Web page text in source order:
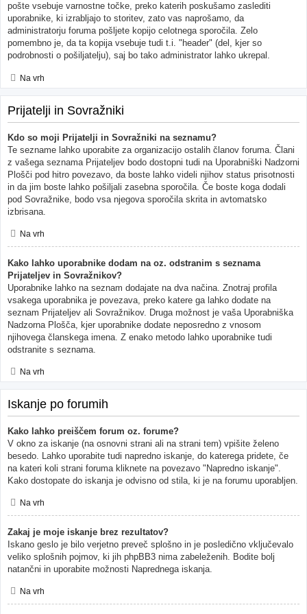
pošte vsebuje varnostne točke, preko katerih poskušamo zaslediti
uporabnike, ki izrabljajo to storitev, zato vas naprošamo, da
administratorju foruma pošljete kopijo celotnega sporočila. Zelo
pomembno je, da ta kopija vsebuje tudi t.i. "header" (del, kjer so
podrobnosti o pošiljatelju), saj bo tako administrator lahko ukrepal.
Na vrh
Prijatelji in Sovražniki
Kdo so moji Prijatelji in Sovražniki na seznamu?
Te sezname lahko uporabite za organizacijo ostalih članov foruma. Člani
z vašega seznama Prijateljev bodo dostopni tudi na Uporabniški Nadzorni
Plošči pod hitro povezavo, da boste lahko videli njihov status prisotnosti
in da jim boste lahko pošiljali zasebna sporočila. Če boste koga dodali
pod Sovražnike, bodo vsa njegova sporočila skrita in avtomatsko
izbrisana.
Na vrh
Kako lahko uporabnike dodam na oz. odstranim s seznama
Prijateljev in Sovražnikov?
Uporabnike lahko na seznam dodajate na dva načina. Znotraj profila
vsakega uporabnika je povezava, preko katere ga lahko dodate na
seznam Prijateljev ali Sovražnikov. Druga možnost je vaša Uporabniška
Nadzorna Plošča, kjer uporabnike dodate neposredno z vnosom
njihovega članskega imena. Z enako metodo lahko uporabnike tudi
odstranite s seznama.
Na vrh
Iskanje po forumih
Kako lahko preiščem forum oz. forume?
V okno za iskanje (na osnovni strani ali na strani tem) vpišite želeno
besedo. Lahko uporabite tudi napredno iskanje, do katerega pridete, če
na kateri koli strani foruma kliknete na povezavo "Napredno iskanje".
Kako dostopate do iskanja je odvisno od stila, ki je na forumu uporabljen.
Na vrh
Zakaj je moje iskanje brez rezultatov?
Iskano geslo je bilo verjetno preveč splošno in je posledično vključevalo
veliko splošnih pojmov, ki jih phpBB3 nima zabeleženih. Bodite bolj
natančni in uporabite možnosti Naprednega iskanja.
Na vrh